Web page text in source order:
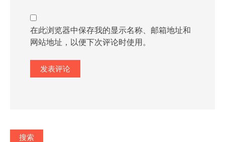
在此浏览器中保存我的显示名称、邮箱地址和
网站地址，以便下次评论时使用。
搜索